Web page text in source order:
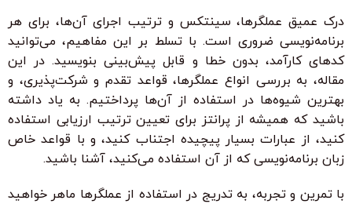
درک عمیق عملگرها، سینتکس و ترتیب اجرای آن‌ها، برای هر
برنامه‌نویسی ضروری است. با تسلط بر این مفاهیم، می‌توانید
کدهای کارآمد، بدون خطا و قابل پیش‌بینی بنویسید. در این
مقاله، به بررسی انواع عملگرها، قواعد تقدم و شرکت‌پذیری، و
بهترین شیوه‌ها در استفاده از آن‌ها پرداختیم. به یاد داشته
باشید که همیشه از پرانتز برای تعیین ترتیب ارزیابی استفاده
کنید، از عبارات بسیار پیچیده اجتناب کنید، و با قواعد خاص
زبان برنامه‌نویسی که از آن استفاده می‌کنید، آشنا باشید.
با تمرین و تجربه، به تدریج در استفاده از عملگرها ماهر خواهید